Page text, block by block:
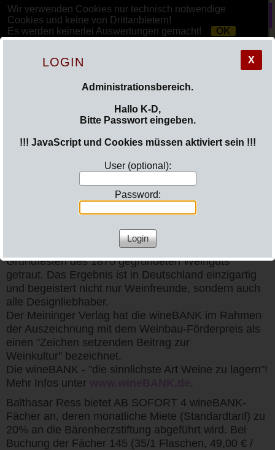
X
LOGIN
Administrationsbereich.
Hallo K-D,
Bitte Passwort eingeben.
!!! JavaScript und Cookies müssen aktiviert sein !!!
User (optional):
Password:
Balthasar Resshat sich an die
Grundfesten des 1870 gegründeten Weinguts
getraut. Das Ergebnis ist in Deutschland einzigartig
und begeistert nicht nur Weinfreunde, sondern auch
alle Designliebhaber.
Der Meininger Verlag hat die wineBANK im Rahmen
der Auszeichnung mit dem Weinbau-Förderpreis als
einen "Zeichen setzenden Beitrag zur
Weinkultur" bezeichnet.
Die wineBANK - "die sinnlichste Art Weine zu lagern"!
Mehr Infos unter
.
Balthasar Ress bietet AB SOFORT 4 wineBANK-
Fächer an, deren monatliche Miete (Standardtarif) zu
20% an die Bärenherzstiftung abgeführt wird. Bei
Buchung der Fächer 145 (35/1 Flaschen, 49,00 € /
Wir verwenden Cookies nur technisch notwendige
Cookies und keine von Drittanbietern!
Es werden keinerlei Auswertungen gemacht!
OK
Mehr Informationen »